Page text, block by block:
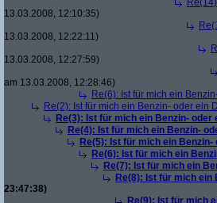
13.03.2008, 12:10:35)
13.03.2008, 12:22:11)
13.03.2008, 12:27:59)
am 13.03.2008, 12:28:46)
Re(6): Ist für mich ein
Re(2): Ist für mich ein Benzin- oder ein
Re(3): Ist für mich ein Benzin-
Re(4): Ist für mich ein Benzin-
Re(5): Ist für mich ein
Re(6): Ist für mich ein
Re(7): Ist für mich ein
Re(8): Ist für mich
23:47:38)
Re(9): Ist für mich